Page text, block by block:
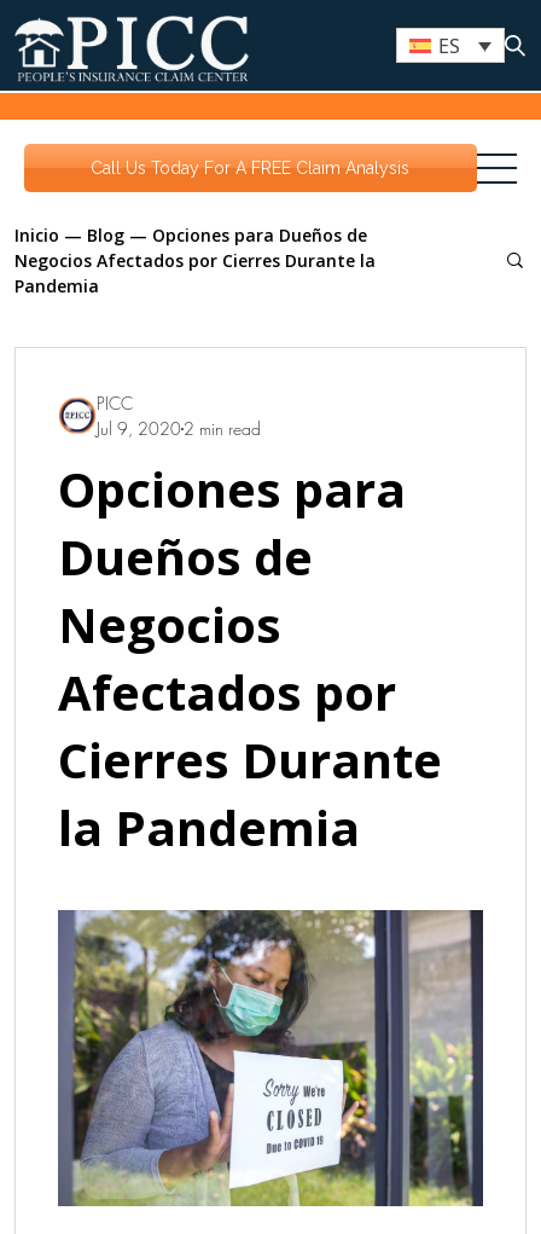
ES
Call Us Today For A FREE Claim Analysis
Inicio — Blog — Opciones para Dueños de
Negocios Afectados por Cierres Durante la
Pandemia
PICC
Jul 9, 20202 min read
Opciones para
Dueños de
Negocios
Afectados por
Cierres Durante
la Pandemia